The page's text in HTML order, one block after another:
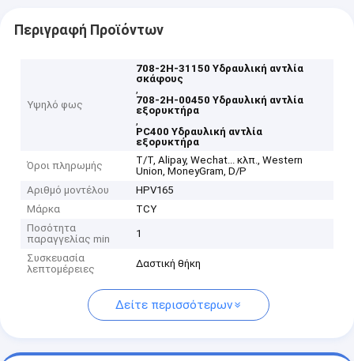
Περιγραφή Προϊόντων
Υψηλό φως
708-2H-31150 Υδραυλική αντλία
σκάφους
,
708-2H-00450 Υδραυλική αντλία
εξορυκτήρα
,
PC400 Υδραυλική αντλία
εξορυκτήρα
Όροι πληρωμής
Τ/Τ, Alipay, Wechat... κλπ., Western
Union, MoneyGram, D/P
Αριθμό μοντέλου
HPV165
Μάρκα
TCY
Ποσότητα
παραγγελίας min
1
Συσκευασία
λεπτομέρειες
Δαστική θήκη
Δείτε περισσότερων